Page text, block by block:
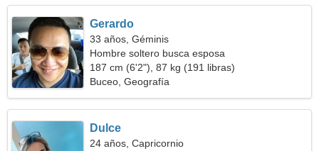
Gerardo
33 años, Géminis
Hombre soltero busca esposa
187 cm (6'2"), 87 kg (191 libras)
Buceo, Geografía
Dulce
24 años, Capricornio